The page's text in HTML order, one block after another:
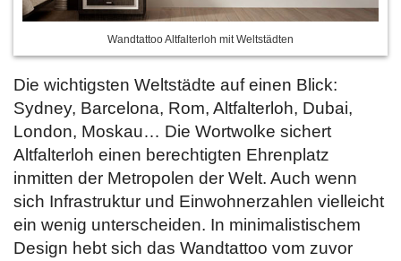
Wandtattoo Altfalterloh mit Weltstädten
Die wichtigsten Weltstädte auf einen Blick:
Sydney, Barcelona, Rom, Altfalterloh, Dubai,
London, Moskau… Die Wortwolke sichert
Altfalterloh einen berechtigten Ehrenplatz
inmitten der Metropolen der Welt. Auch wenn
sich Infrastruktur und Einwohnerzahlen vielleicht
ein wenig unterscheiden. In minimalistischem
Design hebt sich das Wandtattoo vom zuvor